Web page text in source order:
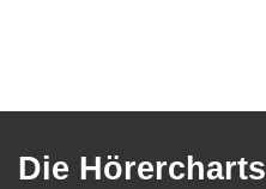
Die Hörercharts